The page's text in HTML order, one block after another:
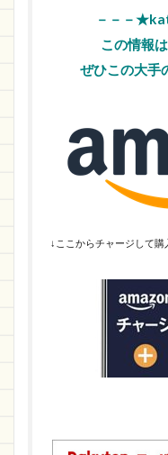
－－－
この情報
ぜひこの大手
↓ここからチャージして